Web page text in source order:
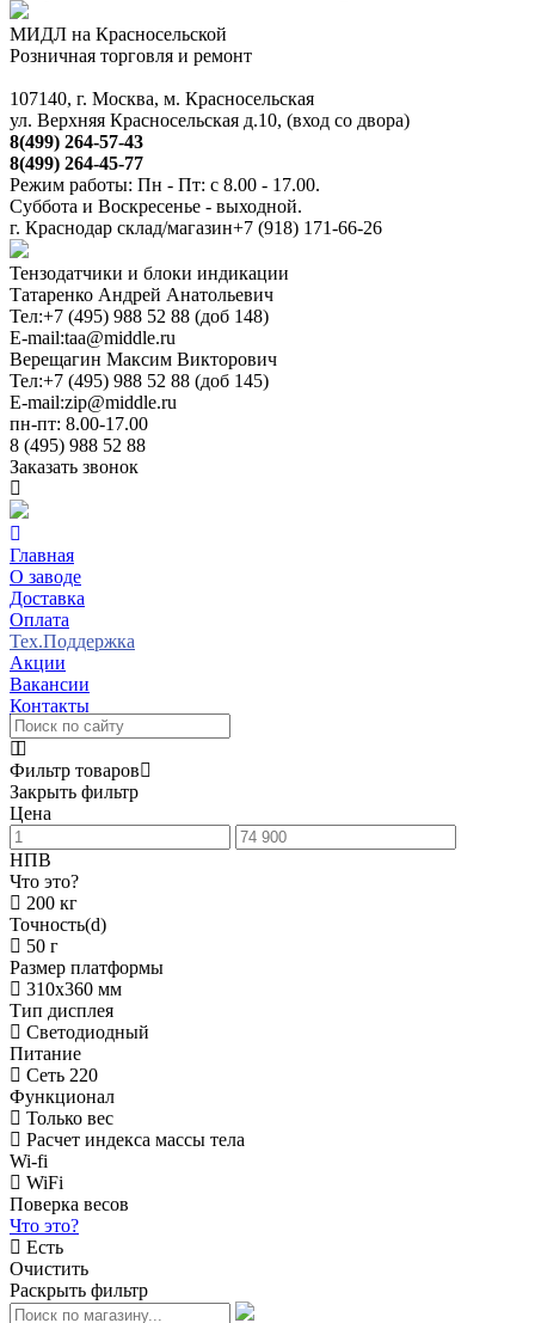
МИДЛ на Красносельской
Розничная торговля и ремонт
107140, г. Москва, м. Красносельская
ул. Верхняя Красносельская д.10, (вход со двора)
8(499) 264-57-43
8(499) 264-45-77
Режим работы: Пн - Пт: с 8.00 - 17.00.
Суббота и Воскресенье - выходной.
г. Краснодар склад/магазин+7 (918) 171-66-26
Тензодатчики и блоки индикации
Татаренко Андрей Анатольевич
Тел:+7 (495) 988 52 88 (доб 148)
E-mail:taa@middle.ru
Верещагин Максим Викторович
Тел:+7 (495) 988 52 88 (доб 145)
E-mail:zip@middle.ru
пн-пт: 8.00-17.00
8 (495) 988 52 88
Заказать звонок
Главная
О заводе
Доставка
Оплата
Тех.Поддержка
Акции
Вакансии
Контакты
Фильтр товаров
Закрыть фильтр
Цена
НПВ
Что это?
200 кг
Точность(d)
50 г
Размер платформы
310х360 мм
Тип дисплея
Светодиодный
Питание
Сеть 220
Функционал
Только вес
Расчет индекса массы тела
Wi-fi
WiFi
Поверка весов
Что это?
Есть
Очистить
Раскрыть фильтр